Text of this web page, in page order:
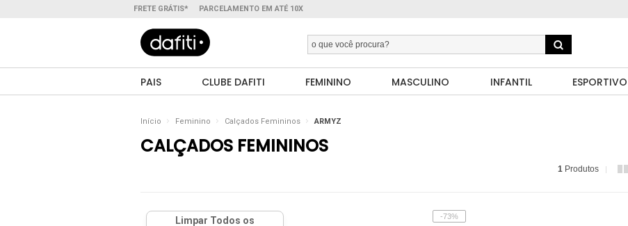
FRETE GRÁTIS* PARCELAMENTO EM ATÉ 10X
PAIS CLUBE DAFITI FEMININO MASCULINO INFANTIL ESPORTIVO
Início Feminino Calçados Femininos ARMYZ
CALÇADOS FEMININOS
1 Produtos
-73%